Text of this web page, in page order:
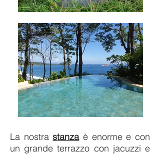
La nostra stanzaè enorme e con
un grande terrazzo con jacuzzi e